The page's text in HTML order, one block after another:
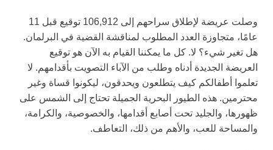
وصلت عريضة لإطلاق سراحهم إلى 106,912 توقيع قبل 11
عامًا، متجاوزة العدد المطلوب لمناقشة القضية في البرلمان.
هل تغير شيء؟ لا. كل ما يمكننا القيام به الآن هو توقيع
العريضة الجديدة أدناه وطلب من الآباء التصويت بأقدامهم. لا
تعلموا أطفالكم كيف يتطلعون ويحدقون، ليكونوا قساة وغير
محترمين. هذه الطيور البحرية الجميلة تحتاج إلى الشمس على
ظهورها، والجليد تحت أصابع أقدامها، والخصوصية، والكرامة،
والمساحة للعب، والأهم من ذلك، التعاطف.